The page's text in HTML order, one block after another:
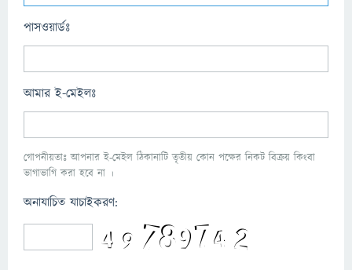
পাসওয়ার্ডঃ
আমার ই-মেইলঃ
গোপনীয়তাঃ আপনার ই-মেইল ঠিকানাটি তৃতীয় কোন পক্ষের নিকট বিক্রয় কিংবা
ভাগাভাগি করা হবে না ।
অনাযাচিত যাচাইকরণ: